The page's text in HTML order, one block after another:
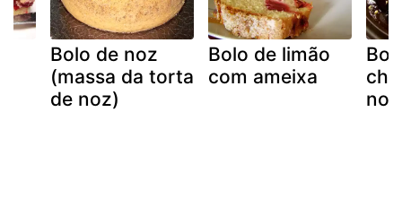
Bolo de noz
(massa da torta
de noz)
Bolo de limão
com ameixa